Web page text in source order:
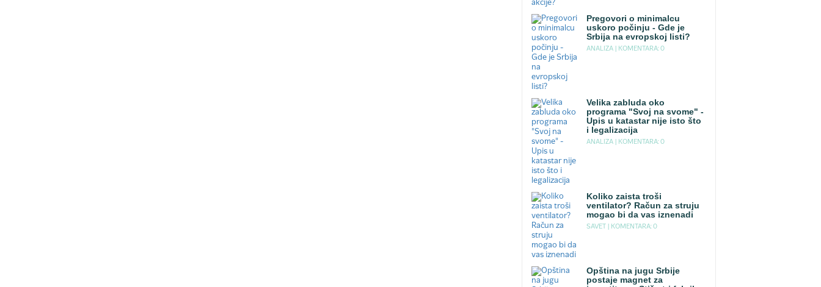
Pregovori o minimalcu
uskoro počinju - Gde je
Srbija na evropskoj listi?
ANALIZA | KOMENTARA: 0
Velika zabluda oko
programa "Svoj na svome" -
Upis u katastar nije isto što
i legalizacija
ANALIZA | KOMENTARA: 0
Koliko zaista troši
ventilator? Račun za struju
mogao bi da vas iznenadi
SAVET | KOMENTARA: 0
Opština na jugu Srbije
postaje magnet za